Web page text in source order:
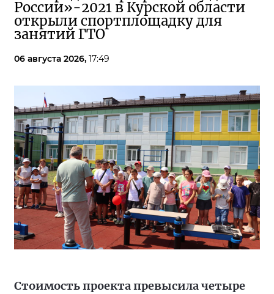
России»-2021 в Курской области
открыли спортплощадку для
занятий ГТО
06 августа 2026, 17:49
Стоимость проекта превысила четыре